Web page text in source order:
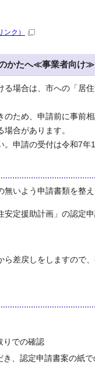
ンク）
かたへ≪事業者向け≫
る場合は、市への「居
ため、申請前に事前
合があります。
申請の受付は令和7年
いよう申請書類を整え
定援助計画」の認定申
ら差戻しをしますので
りでの確認
き、認定申請書案の紙